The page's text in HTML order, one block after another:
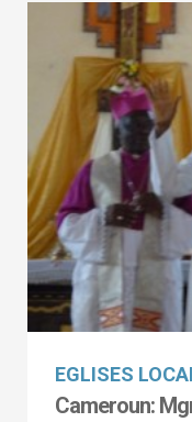
EGLISES
Cameroun: